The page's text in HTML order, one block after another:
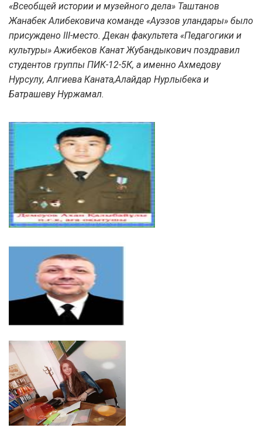
«Всеобщей истории и музейного дела» Таштанов
Жанабек Алибековича команде «Ауэзов уландары» было
присуждено ІІІ-место. Декан факультета «Педагогики и
культуры» Ажибеков Канат Жубандыкович поздравил
студентов группы ПИК-12-5К, а именно Ахмедову
Нурсулу, Алгиева Каната,Алайдар Нурлыбека и
Батрашеву Нуржамал.